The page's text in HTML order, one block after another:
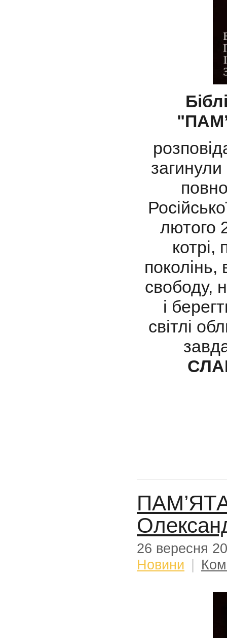
загинули
лютого
поколінь,
свободу,
і
світлі
26 вересня
Новини